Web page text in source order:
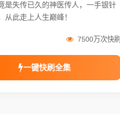
是失传已久的神医传人，一手银针
从此走上人生巅峰！
7500万次快刷
一键快刷全集